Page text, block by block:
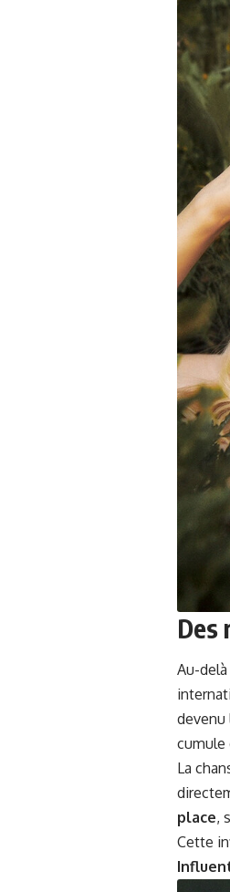
Des
Au-
devenu
La
place,
Cette